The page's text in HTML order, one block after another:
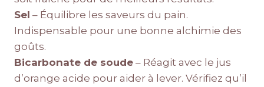
Sel – Équilibre les saveurs du pain.
Indispensable pour une bonne alchimie des
goûts.
Bicarbonate de soude – Réagit avec le jus
d’orange acide pour aider à lever. Vérifiez qu’il